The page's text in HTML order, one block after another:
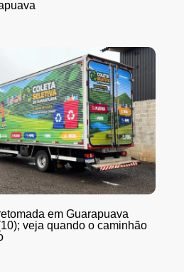
em Guarapuava
veja quando o caminhão